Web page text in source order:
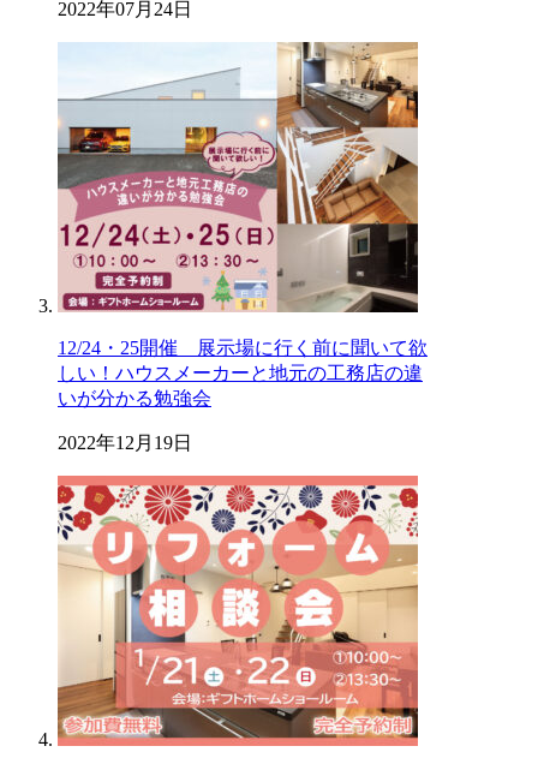
2022年07月24日
12/24・25開催 展示場に行く前に聞いて欲
しい！ハウスメーカーと地元の工務店の違
いが分かる勉強会
2022年12月19日